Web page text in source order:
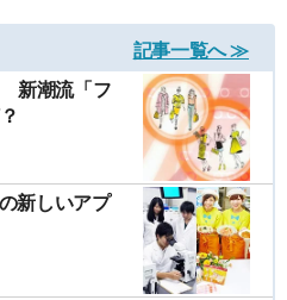
記事一覧へ ≫
新潮流「フ
新しいアプ